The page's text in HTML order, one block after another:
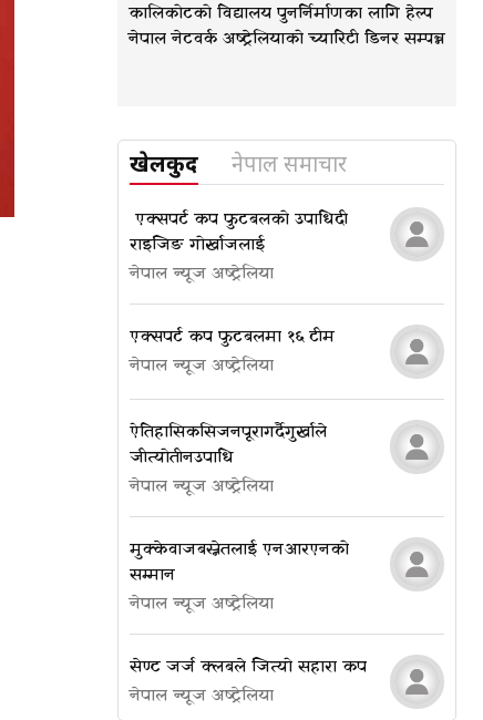
कालिकोटको विद्यालय पुनर्निर्माणका लागि हेल्प
नेपाल नेटवर्क अष्ट्रेलियाको च्यारिटी डिनर सम्पन्न
खेलकुद नेपाल समाचार
​​​​​​​ एक्सपर्ट कप फुटबलको उपाधि दी
राइजिङ गोर्खाजलाई
नेपाल न्यूज अष्ट्रेलिया
एक्सपर्ट कप फुटबलमा १६ टीम
नेपाल न्यूज अष्ट्रेलिया
ऐतिहासिक सिजन पूरा गर्दै गुर्खाले
जीत्यो तीन उपाधि
नेपाल न्यूज अष्ट्रेलिया
मुक्केवाज बस्नेतलाई एनआरएनको
सम्मान
नेपाल न्यूज अष्ट्रेलिया
सेण्ट जर्ज क्लबले जित्यो सहारा कप
नेपाल न्यूज अष्ट्रेलिया